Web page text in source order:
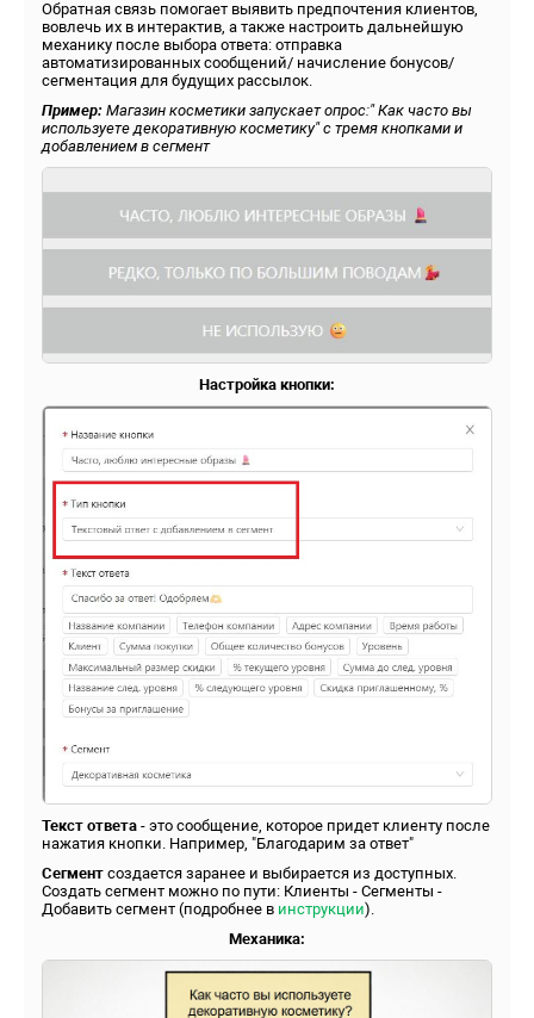
Обратная связь помогает выявить предпочтения клиентов,
вовлечь их в интерактив, а также настроить дальнейшую
механику после выбора ответа: отправка
автоматизированных сообщений/ начисление бонусов/
сегментация для будущих рассылок.
Пример: Магазин косметики запускает опрос:" Как часто вы
используете декоративную косметику" с тремя кнопками и
добавлением в сегмент
Настройка кнопки:
Текст ответа - это сообщение, которое придет клиенту после
нажатия кнопки. Например, "Благодарим за ответ"
Сегмент создается заранее и выбирается из доступных.
Создать сегмент можно по пути: Клиенты - Сегменты -
Добавить сегмент (подробнее в инструкции).
Механика: